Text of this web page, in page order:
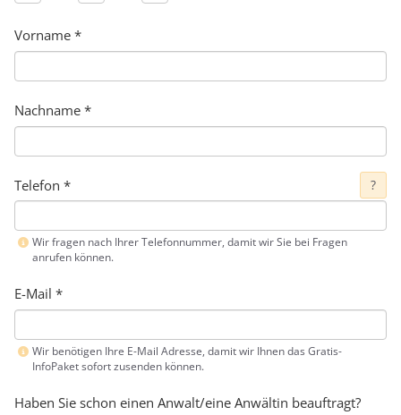
Vorname *
Nachname *
Telefon * ?
Wir fragen nach Ihrer Telefonnummer, damit wir Sie bei Fragen
anrufen können.
E-Mail *
Wir benötigen Ihre E-Mail Adresse, damit wir Ihnen das Gratis-
InfoPaket sofort zusenden können.
Haben Sie schon einen Anwalt/eine Anwältin beauftragt?